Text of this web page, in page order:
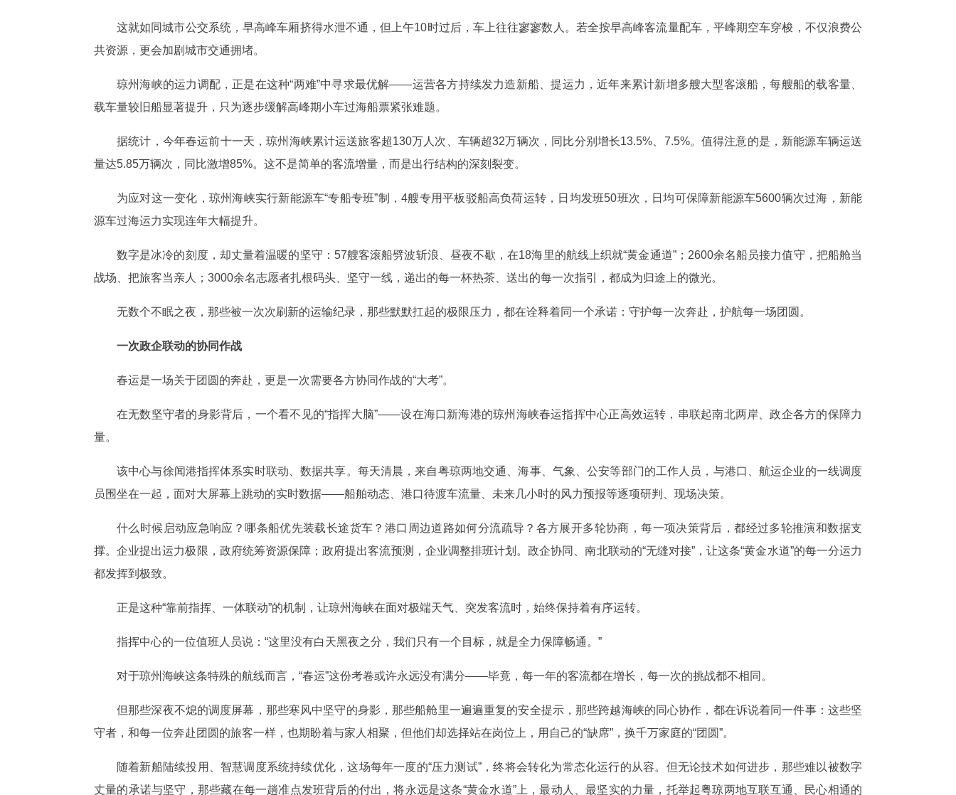
这就如同城市公交系统，早高峰车厢挤得水泄不通，但上午10时过后，车上往往寥寥数人。若全按早高峰客流量配车，平峰期空车穿梭，不仅浪费公
共资源，更会加剧城市交通拥堵。
琼州海峡的运力调配，正是在这种“两难”中寻求最优解——运营各方持续发力造新船、提运力，近年来累计新增多艘大型客滚船，每艘船的载客量、
载车量较旧船显著提升，只为逐步缓解高峰期小车过海船票紧张难题。
据统计，今年春运前十一天，琼州海峡累计运送旅客超130万人次、车辆超32万辆次，同比分别增长13.5%、7.5%。值得注意的是，新能源车辆运送
量达5.85万辆次，同比激增85%。这不是简单的客流增量，而是出行结构的深刻裂变。
为应对这一变化，琼州海峡实行新能源车“专船专班”制，4艘专用平板驳船高负荷运转，日均发班50班次，日均可保障新能源车5600辆次过海，新能
源车过海运力实现连年大幅提升。
数字是冰冷的刻度，却丈量着温暖的坚守：57艘客滚船劈波斩浪、昼夜不歇，在18海里的航线上织就“黄金通道”；2600余名船员接力值守，把船舱当
战场、把旅客当亲人；3000余名志愿者扎根码头、坚守一线，递出的每一杯热茶、送出的每一次指引，都成为归途上的微光。
无数个不眠之夜，那些被一次次刷新的运输纪录，那些默默扛起的极限压力，都在诠释着同一个承诺：守护每一次奔赴，护航每一场团圆。
一次政企联动的协同作战
春运是一场关于团圆的奔赴，更是一次需要各方协同作战的“大考”。
在无数坚守者的身影背后，一个看不见的“指挥大脑”——设在海口新海港的琼州海峡春运指挥中心正高效运转，串联起南北两岸、政企各方的保障力
量。
该中心与徐闻港指挥体系实时联动、数据共享。每天清晨，来自粤琼两地交通、海事、气象、公安等部门的工作人员，与港口、航运企业的一线调度
员围坐在一起，面对大屏幕上跳动的实时数据——船舶动态、港口待渡车流量、未来几小时的风力预报等逐项研判、现场决策。
什么时候启动应急响应？哪条船优先装载长途货车？港口周边道路如何分流疏导？各方展开多轮协商，每一项决策背后，都经过多轮推演和数据支
撑。企业提出运力极限，政府统筹资源保障；政府提出客流预测，企业调整排班计划。政企协同、南北联动的“无缝对接”，让这条“黄金水道”的每一分运力
都发挥到极致。
正是这种“靠前指挥、一体联动”的机制，让琼州海峡在面对极端天气、突发客流时，始终保持着有序运转。
指挥中心的一位值班人员说：“这里没有白天黑夜之分，我们只有一个目标，就是全力保障畅通。”
对于琼州海峡这条特殊的航线而言，“春运”这份考卷或许永远没有满分——毕竟，每一年的客流都在增长，每一次的挑战都不相同。
但那些深夜不熄的调度屏幕，那些寒风中坚守的身影，那些船舱里一遍遍重复的安全提示，那些跨越海峡的同心协作，都在诉说着同一件事：这些坚
守者，和每一位奔赴团圆的旅客一样，也期盼着与家人相聚，但他们却选择站在岗位上，用自己的“缺席”，换千万家庭的“团圆”。
随着新船陆续投用、智慧调度系统持续优化，这场每年一度的“压力测试”，终将会转化为常态化运行的从容。但无论技术如何进步，那些难以被数字
丈量的承诺与坚守，那些藏在每一趟准点发班背后的付出，将永远是这条“黄金水道”上，最动人、最坚实的力量，托举起粤琼两地互联互通、民心相通的